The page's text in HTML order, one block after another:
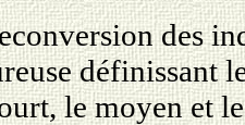
des
définissant
le moyen et